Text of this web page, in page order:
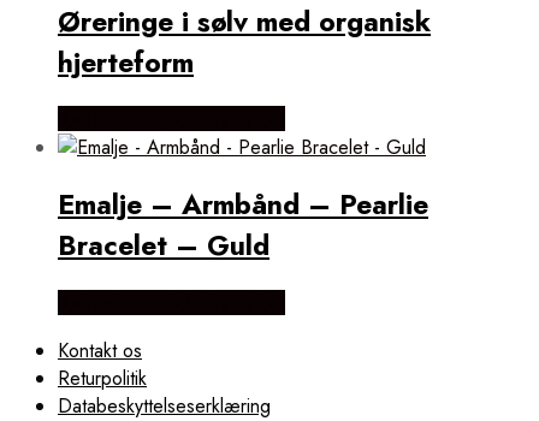
Øreringe i sølv med organisk
hjerteform
Emalje – Armbånd – Pearlie
Bracelet – Guld
Kontakt os
Returpolitik
Databeskyttelseserklæring